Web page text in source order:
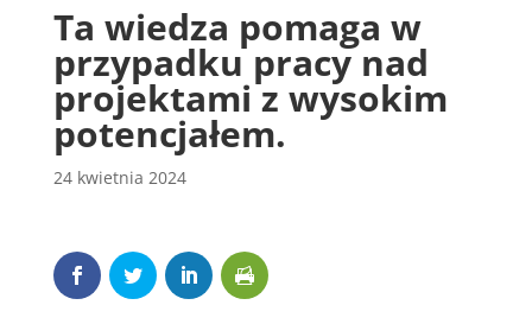
Ta wiedza pomaga w
przypadku pracy nad
projektami z wysokim
potencjałem.
24 kwietnia 2024